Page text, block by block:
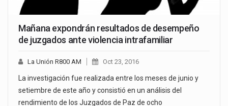
Mañana expondrán resultados de desempeño
de juzgados ante violencia intrafamiliar
La Unión R800 AM Oct 23, 2016
La investigación fue realizada entre los meses de junio y
setiembre de este año y consistió en un análisis del
rendimiento de los Juzgados de Paz de ocho